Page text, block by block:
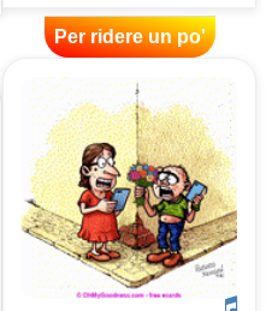
Per ridere un po'